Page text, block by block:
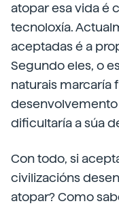
atopar esa vida é
tecnoloxía.
aceptadas é a
Segundo eles, o
naturais marcaría
desenvolvemento
dificultaría a súa
Con todo, si
civilizacións
atopar? Como